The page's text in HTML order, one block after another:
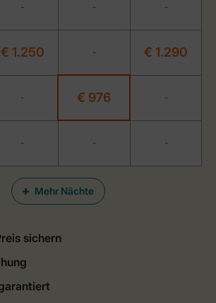
Mehr Nächte
- - -
€ 1.250 - € 1.290
- € 976 -
- - -